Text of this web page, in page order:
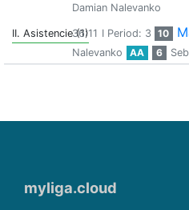
Damian Nalevanko
II. Asistencie (1)
36:11 I Period: 3 10
Nalevanko
AA 6
myliga.cloud